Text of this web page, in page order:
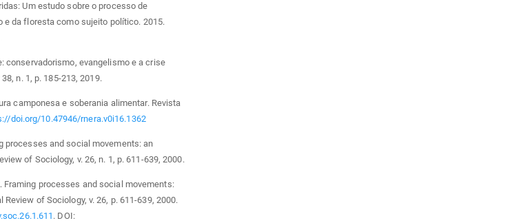
Um estudo sobre o processo de
da floresta como sujeito político. 2015.
conservadorismo, evangelismo e a crise
n. 1, p. 185-213, 2019.
camponesa e soberania alimentar. Revista
doi.org/10.47946/rnera.v0i16.1362
processes and social movements: an
of Sociology, v. 26, n. 1, p. 611-639, 2000.
Framing processes and social movements:
of Sociology, v. 26, p. 611-639, 2000.
. DOI: